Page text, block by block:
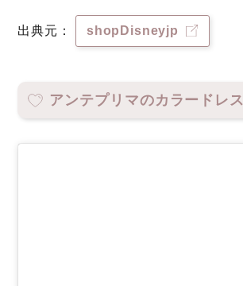
出典元： shopDisneyjp
アンテプリマのカラードレス